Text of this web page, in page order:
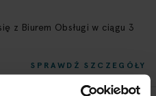
z Biurem Obsługi w ciągu 3
SPRAWDŹ SZCZEGÓŁY